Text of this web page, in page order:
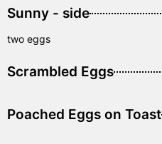
Sunny - side
two eggs
Scrambled Eggs
Poached Eggs on Toast